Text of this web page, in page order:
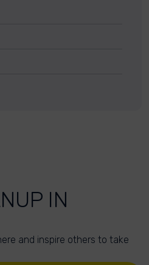
IN
and inspire others to take